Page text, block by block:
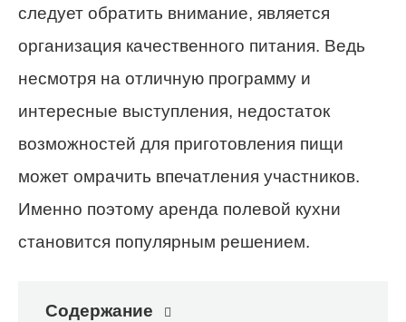
следует обратить внимание, является
организация качественного питания. Ведь
несмотря на отличную программу и
интересные выступления, недостаток
возможностей для приготовления пищи
может омрачить впечатления участников.
Именно поэтому аренда полевой кухни
становится популярным решением.
Содержание